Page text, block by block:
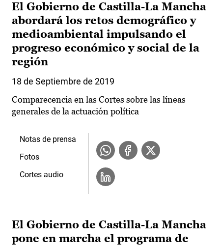
El Gobierno de Castilla-La Mancha
abordará los retos demográfico y
medioambiental impulsando el
progreso económico y social de la
región
18 de Septiembre de 2019
Comparecencia en las Cortes sobre las líneas
generales de la actuación política
Notas de prensa
Fotos
Cortes audio
El Gobierno de Castilla-La Mancha
pone en marcha el programa de